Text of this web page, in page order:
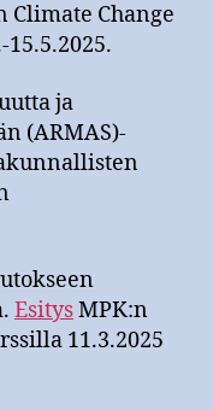
Climate Change
ja
(ARMAS)-
EsitysMPK:n
11.3.2025